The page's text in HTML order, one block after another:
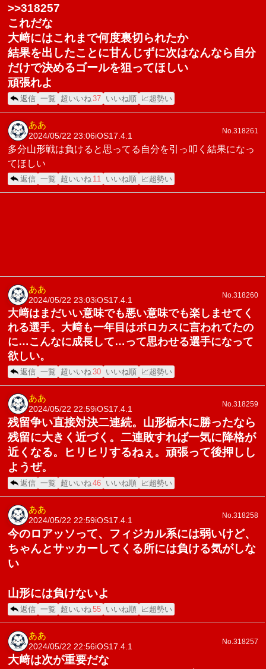
>>318257
これだな
大﨑にはこれまで何度裏切られたか
結果を出したことに甘んじずに次はなんなら自分
だけで決めるゴールを狙ってほしい
頑張れよ
返信 一覧 超いいね37 いいね順 📈超勢い
ああ
2024/05/22 23:06iOS17.4.1
No.318261
多分山形戦は負けると思ってる自分を引っ叩く結果になっ
てほしい
返信 一覧 超いいね 11 いいね順 📈超勢い
ああ
2024/05/22 23:03iOS17.4.1
No.318260
大﨑はまだいい意味でも悪い意味でも楽しませてく
れる選手。大﨑も一年目はボロカスに言われてたの
に…こんなに成長して…って思わせる選手になって
欲しい。
返信 一覧 超いいね30 いいね順 📈超勢い
ああ
2024/05/22 22:59iOS17.4.1
No.318259
残留争い直接対決二連続。山形栃木に勝ったなら
残留に大きく近づく。二連敗すれば一気に降格が
近くなる。ヒリヒリするねぇ。頑張って後押しし
ようぜ。
返信 一覧 超いいね46 いいね順 📈超勢い
ああ
2024/05/22 22:59iOS17.4.1
No.318258
今のロアッソって、フィジカル系には弱いけど、
ちゃんとサッカーしてくる所には負ける気がしな
い
山形には負けないよ
返信 一覧 超いいね55 いいね順 📈超勢い
ああ
2024/05/22 22:56iOS17.4.1
No.318257
大﨑は次が重要だな